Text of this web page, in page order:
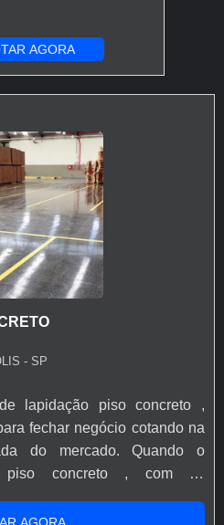
AGORA
- SP
lapidação piso concreto ,
fechar negócio cotando na
do mercado. Quando o
piso concreto , com os
na venda e pós-venda. UM